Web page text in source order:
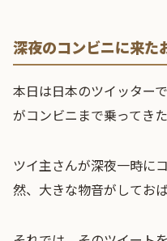
深夜のコンビニに来た
本日は日本のツイッター
がコンビニまで乗ってき
ツイ主さんが深夜一時に
然、大きな物音がしてお